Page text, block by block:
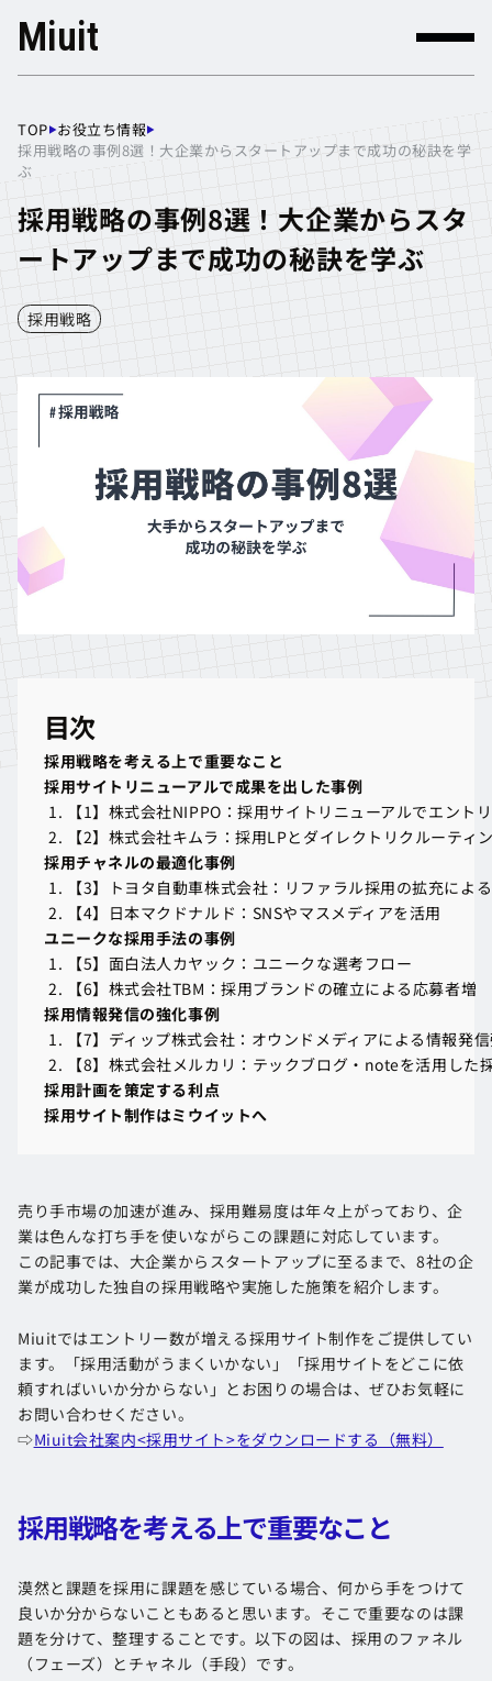
Miuit
TOP
TOP
▶お役立ち情報
お役立ち情報
▶
採用戦略の事例8選！大企業からスタートアップまで成功の秘訣を学
ぶ
採用戦略の事例8選！大企業からスタ
ートアップまで成功の秘訣を学ぶ
採用戦略
目次
採用戦略を考える上で重要なこと
採用戦略を考える上で重要なこと
採用サイトリニューアルで成果を出した事例
採用サイトリニューアルで成果を出した事例
【1】株式会社NIPPO：採用サイトリニューアルでエント
【1】株式会社NIPPO：採用サイトリニューアルでエント
【2】株式会社キムラ：採用LPとダイレクトリクルーティ
【2】株式会社キムラ：採用LPとダイレクトリクルーティ
採用チャネルの最適化事例
採用チャネルの最適化事例
【3】トヨタ自動車株式会社：リファラル採用の拡充によ
【3】トヨタ自動車株式会社：リファラル採用の拡充によ
【4】日本マクドナルド：SNSやマスメディアを活用
【4】日本マクドナルド：SNSやマスメディアを活用
ユニークな採用手法の事例
ユニークな採用手法の事例
【5】面白法人カヤック：ユニークな選考フロー
【5】面白法人カヤック：ユニークな選考フロー
【6】株式会社TBM：採用ブランドの確立による応募者増
【6】株式会社TBM：採用ブランドの確立による応募者増
採用情報発信の強化事例
採用情報発信の強化事例
【7】ディップ株式会社：オウンドメディアによる情報発
【7】ディップ株式会社：オウンドメディアによる情報発
【8】株式会社メルカリ：テックブログ・noteを活用した
【8】株式会社メルカリ：テックブログ・noteを活用した
採用計画を策定する利点
採用計画を策定する利点
採用サイト制作はミウイットへ
売り手市場の加速が進み、採用難易度は年々上がっており、企
業は色んな打ち手を使いながらこの課題に対応しています。
この記事では、大企業からスタートアップに至るまで、8社の企
業が成功した独自の採用戦略や実施した施策を紹介します。
Miuitではエントリー数が増える採用サイト制作をご提供してい
ます。「採用活動がうまくいかない」「採用サイトをどこに依
頼すればいいか分からない」とお困りの場合は、ぜひお気軽に
お問い合わせください。
⇨Miuit会社案内<採用サイト>をダウンロードする（無料）
採用戦略を考える上で重要なこと
漠然と課題を採用に課題を感じている場合、何から手をつけて
良いか分からないこともあると思います。そこで重要なのは課
題を分けて、整理することです。以下の図は、採用のファネル
（フェーズ）とチャネル（手段）です。